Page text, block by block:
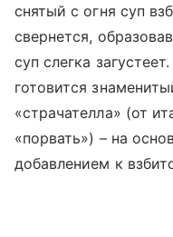
снятый с огня суп
свернется,
суп слегка
готовится
«страчателла» (от
«порвать») – на
добавлением к